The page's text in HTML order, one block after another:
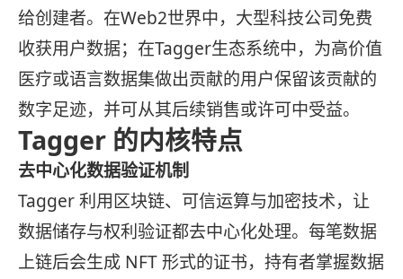
给创建者。在Web2世界中，大型科技公司免费
收获用户数据；在Tagger生态系统中，为高价值
医疗或语言数据集做出贡献的用户保留该贡献的
数字足迹，并可从其后续销售或许可中受益。
Tagger 的内核特点
去中心化数据验证机制
Tagger 利用区块链、可信运算与加密技术，让
数据储存与权利验证都去中心化处理。每笔数据
上链后会生成 NFT 形式的证书，持有者掌握数据